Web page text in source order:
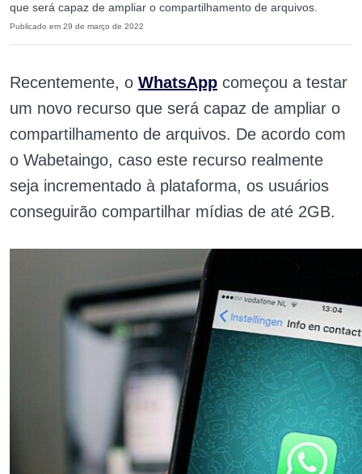
que será capaz de ampliar o compartilhamento de arquivos.
Publicado em 29 de março de 2022
Recentemente, o WhatsApp começou a testar
um novo recurso que será capaz de ampliar o
compartilhamento de arquivos. De acordo com
o Wabetaingo, caso este recurso realmente
seja incrementado à plataforma, os usuários
conseguirão compartilhar mídias de até 2GB.